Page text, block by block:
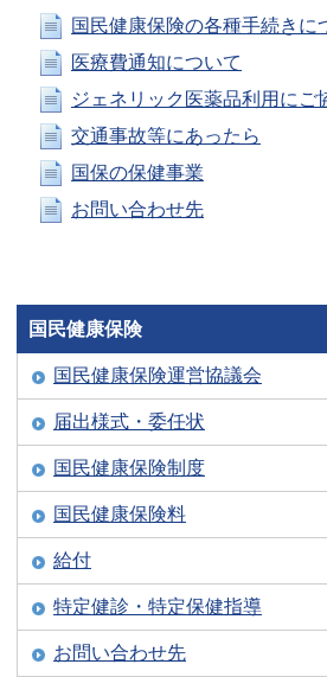
国民健康保険の各種手続きに
医療費通知について
ジェネリック医薬品利用にご
交通事故等にあったら
国保の保健事業
お問い合わせ先
国民健康保険
国民健康保険運営協議会
届出様式・委任状
国民健康保険制度
国民健康保険料
給付
特定健診・特定保健指導
お問い合わせ先